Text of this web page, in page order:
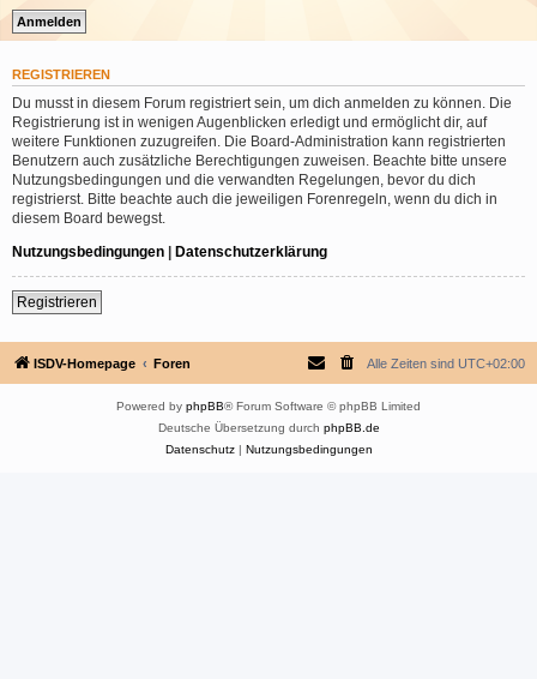
REGISTRIEREN
Du musst in diesem Forum registriert sein, um dich anmelden zu können. Die
Registrierung ist in wenigen Augenblicken erledigt und ermöglicht dir, auf
weitere Funktionen zuzugreifen. Die Board-Administration kann registrierten
Benutzern auch zusätzliche Berechtigungen zuweisen. Beachte bitte unsere
Nutzungsbedingungen und die verwandten Regelungen, bevor du dich
registrierst. Bitte beachte auch die jeweiligen Forenregeln, wenn du dich in
diesem Board bewegst.
Nutzungsbedingungen | Datenschutzerklärung
Registrieren
ISDV-Homepage Foren Alle Zeiten sind UTC+02:00
Powered by phpBB® Forum Software © phpBB Limited
Deutsche Übersetzung durch phpBB.de
Datenschutz| Nutzungsbedingungen